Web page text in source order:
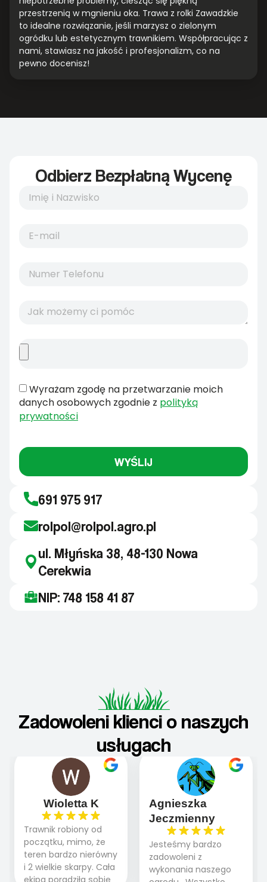
przestrzenią w mgnieniu oka. Trawa z rolki Zawadzkie
to idealne rozwiązanie, jeśli marzysz o zielonym
ogródku lub estetycznym trawnikiem. Współpracując z
nami, stawiasz na jakość i profesjonalizm, co na
pewno docenisz!
Odbierz Bezpłatną Wycenę
Wyrażam zgodę na przetwarzanie moich
danych osobowych zgodnie z polityką
prywatności
WYŚLIJ
691 975 917
rolpol@rolpol.agro.pl
ul. Młyńska 38, 48-130 Nowa
Cerekwia
NIP: 748 158 41 87
Zadowoleni klienci o naszych
usługach
Wioletta K
Trawnik robiony od
początku, mimo, że
teren bardzo nierówny
i 2 wielkie skarpy. Cała
ekipa poradziła sobie
Agnieszka
Jeczmienny
Jesteśmy bardzo
zadowoleni z
wykonania naszego